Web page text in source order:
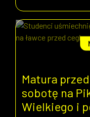
Matura
sobotę na
Wielkiego i